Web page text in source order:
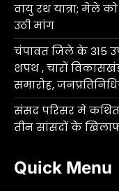
वायु रथ यात्रा; मेले
उठी मांग
चंपावत जिले के 315
शपथ , चारों
समारोह,
संसद परिसर में कथित
तीन सांसदों के
Quick Menu